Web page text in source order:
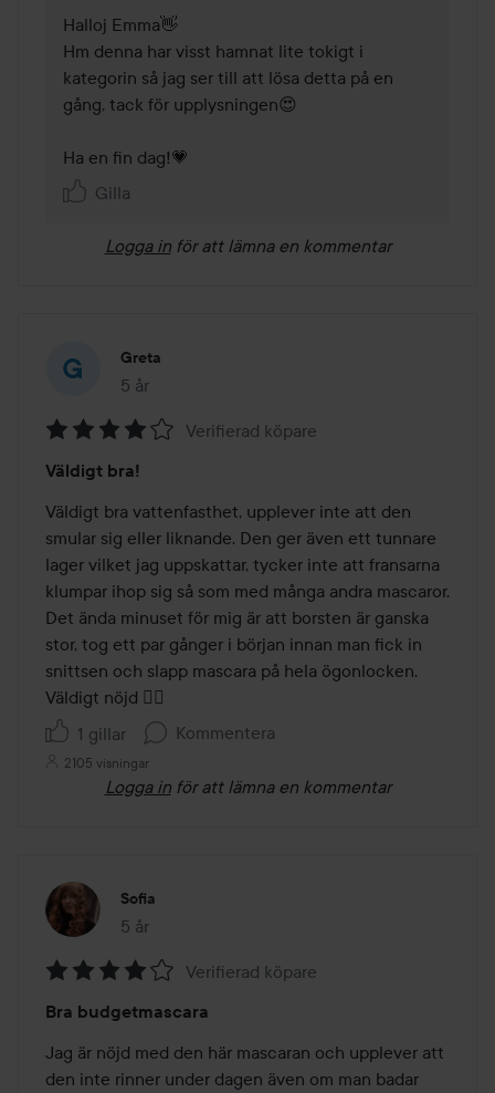
Halloj Emma👋
Hm denna har visst hamnat lite tokigt i
kategorin så jag ser till att lösa detta på en
gång, tack för upplysningen😍
Ha en fin dag!💗
Gilla
Logga in för att lämna en kommentar
Greta
5 år
Inlägget skapades 5 år
4
av
5
Verifierad köpare
Väldigt bra!
Väldigt bra vattenfasthet, upplever inte att den
smular sig eller liknande. Den ger även ett tunnare
lager vilket jag uppskattar, tycker inte att fransarna
klumpar ihop sig så som med många andra mascaror.
Det ända minuset för mig är att borsten är ganska
stor, tog ett par gånger i början innan man fick in
snittsen och slapp mascara på hela ögonlocken.
Väldigt nöjd 👍🏼
1 gillar
Kommentera
2105 visningar
Logga in för att lämna en kommentar
Sofia
5 år
Inlägget skapades 5 år
4
av
5
Verifierad köpare
Bra budgetmascara
Jag är nöjd med den här mascaran och upplever att
den inte rinner under dagen även om man badar